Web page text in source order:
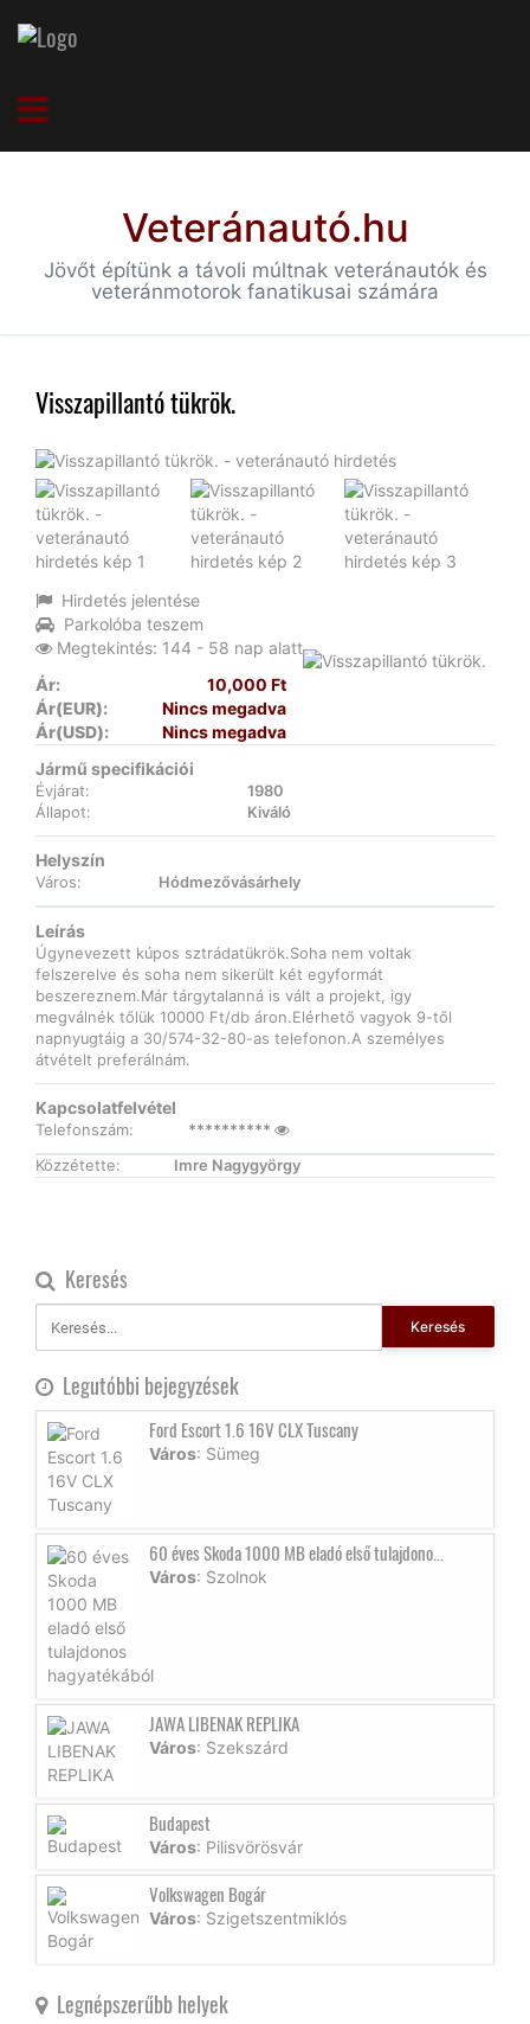
Veteránautó.hu
Jövőt építünk a távoli múltnak veteránautók és
veteránmotorok fanatikusai számára
Visszapillantó tükrök.
Hirdetés jelentése
Parkolóba teszem
Megtekintés: 144 - 58 nap alatt
Ár:
10,000 Ft
Ár(EUR):
Nincs megadva
Ár(USD):
Nincs megadva
Jármű specifikációi
Évjárat:
1980
Állapot:
Kiváló
Helyszín
Város: Hódmezővásárhely
Leírás
Úgynevezett kúpos sztrádatükrök.Soha nem voltak
felszerelve és soha nem sikerült két egyformát
beszereznem.Már tárgytalanná is vált a projekt, igy
megválnék tőlük 10000 Ft/db áron.Elérhető vagyok 9-től
napnyugtáig a 30/574-32-80-as telefonon.A személyes
átvételt preferálnám.
Kapcsolatfelvétel
Telefonszám:
**********
Közzétette:
Imre Nagygyörgy
Keresés
Keresés
Legutóbbi bejegyzések
Ford Escort 1.6 16V CLX Tuscany
Város: Sümeg
60 éves Skoda 1000 MB eladó első tulajdono...
Város: Szolnok
JAWA LIBENAK REPLIKA
Város: Szekszárd
Budapest
Város: Pilisvörösvár
Volkswagen Bogár
Város: Szigetszentmiklós
Legnépszerűbb helyek